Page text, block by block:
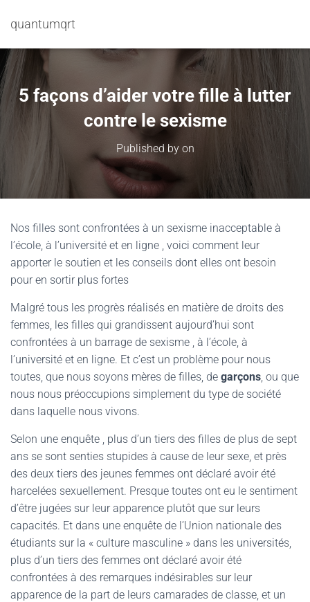
quantumqrt
5 façons d’aider votre fille à lutter
contre le sexisme
Published by on
Nos filles sont confrontées à un sexisme inacceptable à
l’école, à l’université et en ligne , voici comment leur
apporter le soutien et les conseils dont elles ont besoin
pour en sortir plus fortes
Malgré tous les progrès réalisés en matière de droits des
femmes, les filles qui grandissent aujourd’hui sont
confrontées à un barrage de sexisme , à l’école, à
l’université et en ligne. Et c’est un problème pour nous
toutes, que nous soyons mères de filles, de garçons, ou que
nous nous préoccupions simplement du type de société
dans laquelle nous vivons.
Selon une enquête , plus d’un tiers des filles de plus de sept
ans se sont senties stupides à cause de leur sexe, et près
des deux tiers des jeunes femmes ont déclaré avoir été
harcelées sexuellement. Presque toutes ont eu le sentiment
d’être jugées sur leur apparence plutôt que sur leurs
capacités. Et dans une enquête de l’Union nationale des
étudiants sur la « culture masculine » dans les universités,
plus d’un tiers des femmes ont déclaré avoir été
confrontées à des remarques indésirables sur leur
apparence de la part de leurs camarades de classe, et un